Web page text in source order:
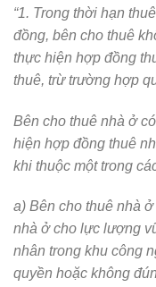
“1. Trong thời hạn
đồng, bên cho thuê
thực hiện hợp đồng
thuê, trừ trường hợp
Bên cho thuê nhà ở
hiện hợp đồng thuê
khi thuộc một trong
a) Bên cho thuê nhà
nhà ở cho lực lượng
nhân trong khu công
quyền hoặc không